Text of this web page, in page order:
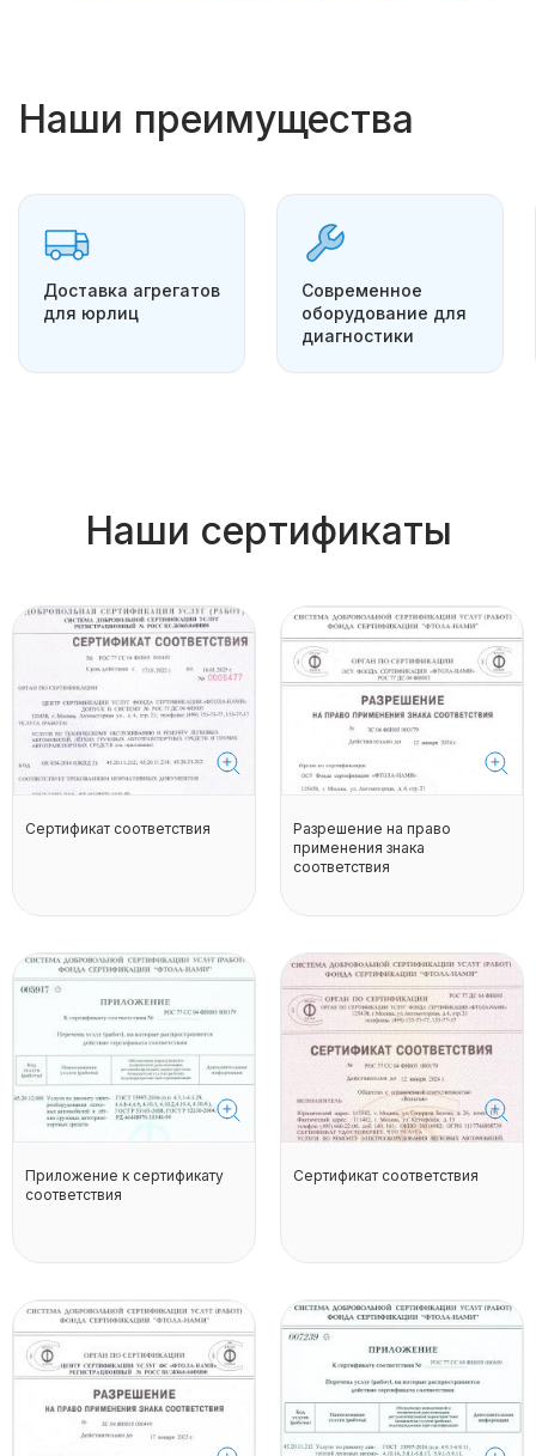
Наши преимущества
Доставка агрегатов
для юрлиц
Современное
оборудование для
диагностики
Наши сертификаты
Сертификат соответствия
Разрешение на право
применения знака
соответствия
Приложение к сертификату
соответствия
Сертификат соответствия